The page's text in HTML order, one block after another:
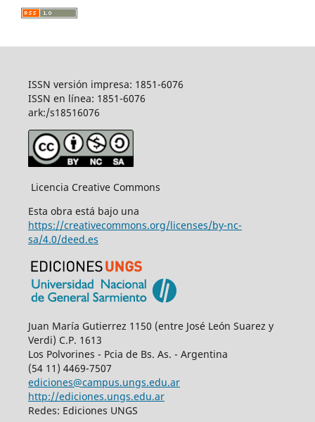
ISSN versión impresa: 1851-6076
ISSN en línea: 1851-6076
ark:/s18516076
Licencia Creative Commons
Esta obra está bajo una
https://creativecommons.org/licenses/by-nc-
sa/4.0/deed.es
Juan María Gutierrez 1150 (entre José León Suarez y
Verdi) C.P. 1613
Los Polvorines - Pcia de Bs. As. - Argentina
(54 11) 4469-7507
ediciones@campus.ungs.edu.ar
http://ediciones.ungs.edu.ar
Redes: Ediciones UNGS